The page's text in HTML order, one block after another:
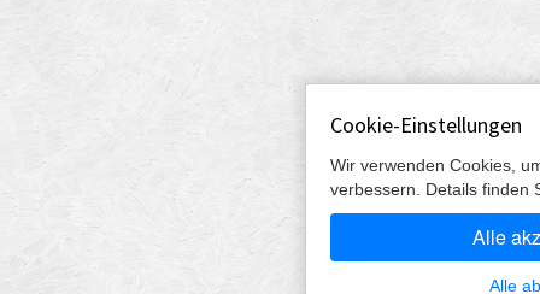
Cookie-Einstellungen
Wir verwenden Cookies,
verbessern. Details finden
Alle
Alle